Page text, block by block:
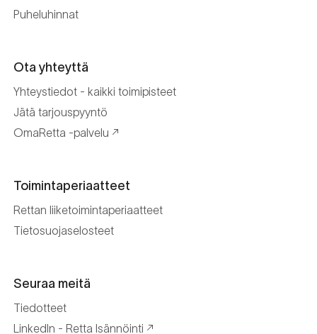
Puheluhinnat
Ota yhteyttä
Yhteystiedot - kaikki toimipisteet
Jätä tarjouspyyntö
OmaRetta -palvelu
Toimintaperiaatteet
Rettan liiketoimintaperiaatteet
Tietosuojaselosteet
Seuraa meitä
Tiedotteet
LinkedIn - Retta Isännöinti